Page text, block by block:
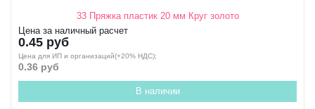
33 Пряжка пластик 20 мм Круг золото
Цена за наличный расчет
0.45 руб
Цена для ИП и организаций(+20% НДС);
0.36 руб
В наличии